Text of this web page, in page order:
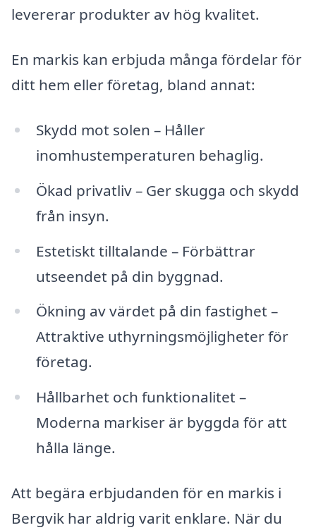
levererar produkter av hög kvalitet.
En markis kan erbjuda många fördelar för
ditt hem eller företag, bland annat:
Skydd mot solen – Håller
inomhustemperaturen behaglig.
Ökad privatliv – Ger skugga och skydd
från insyn.
Estetiskt tilltalande – Förbättrar
utseendet på din byggnad.
Ökning av värdet på din fastighet –
Attraktive uthyrningsmöjligheter för
företag.
Hållbarhet och funktionalitet –
Moderna markiser är byggda för att
hålla länge.
Att begära erbjudanden för en markis i
Bergvik har aldrig varit enklare. När du